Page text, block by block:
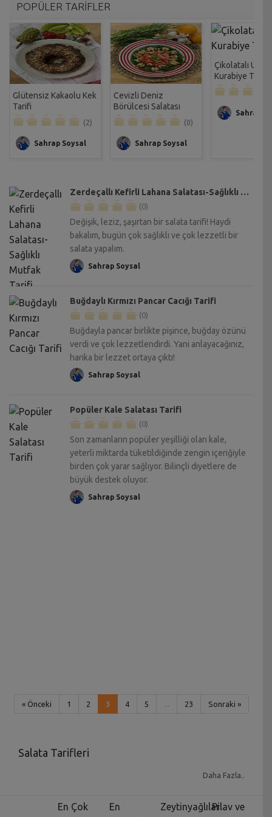
POPÜLER TARİFLER
Glütensiz Kakaolu Kek
Tarifi
(2)
Sahrap Soysal
Cevizli Deniz
Börülcesi Salatası
Tarifi
(0)
Sahrap Soysal
Çikolatalı
Kurabiye Tarifi
Sahrap
Zerdeçallı Kefirli Lahana Salatası-Sağlıklı Mutfak Tarifi
(0)
Değişik, leziz, şaşırtan bir salata tarifi! Haydi
bakalım, bugün çok sağlıklı ve çok lezzetli bir
salata yapalım.
Sahrap Soysal
Buğdaylı Kırmızı Pancar Cacığı Tarifi
(0)
Buğdayla pancar birlikte pişince, buğday özünü
verdi ve çok lezzetlendirdi. Yani anlayacağınız,
harika bir lezzet ortaya çıktı!
Sahrap Soysal
Popüler Kale Salatası Tarifi
(0)
Son zamanların popüler yeşilliği olan kale,
yeterli miktarda tüketildiğinde zengin içeriğiyle
birden çok yarar sağlıyor. Bilinçli diyetlere de
büyük destek oluyor.
Sahrap Soysal
« Önceki 1 2 3 4 5 ... 23 Sonraki »
Salata Tarifleri
Özellikle havaların ısındığı dönemde daha hafif
büyük bir kısmını dasalata çeşitlerioluşturuyor.
Daha Fazla..
En Çok
En
ZeytinyağlılarPilav ve